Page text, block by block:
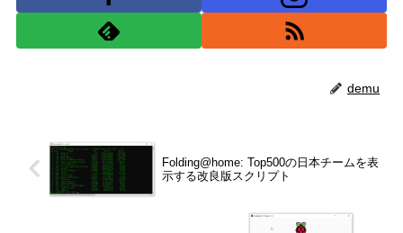
demu
Folding@home: Top500の日本チームを表
示する改良版スクリプト